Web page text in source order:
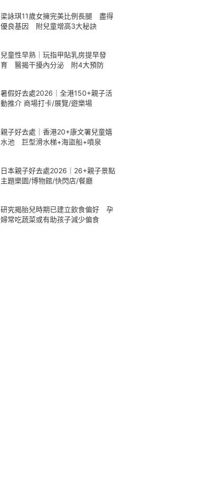
梁詠琪11歲女擁完美比例長腿 盡得
優良基因 附兒童增高3大秘訣
兒童性早熟｜玩指甲貼乳房提早發
育 醫揭干擾內分泌 附4大預防
暑假好去處2026｜全港150+親子活
動推介 商場打卡/展覽/遊樂場
親子好去處｜香港20+康文署兒童嬉
水池 巨型滑水梯+海盜船+噴泉
日本親子好去處2026｜26+親子景點
主題樂園/博物館/快閃店/餐廳
研究揭胎兒時期已建立飲食偏好 孕
婦常吃蔬菜或有助孩子減少偏食